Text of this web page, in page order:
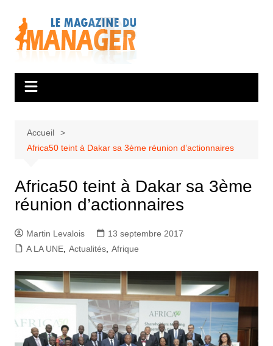
contenu
Accueil
Africa50 teint à Dakar sa 3ème réunion d’actionnaires
Africa50 teint à Dakar sa 3ème
réunion d’actionnaires
Martin Levalois
13 septembre 2017
A LA UNE, Actualités, Afrique